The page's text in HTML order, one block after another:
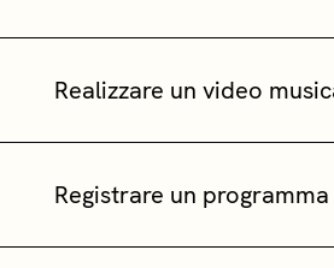
Realizzare un video
Registrare un